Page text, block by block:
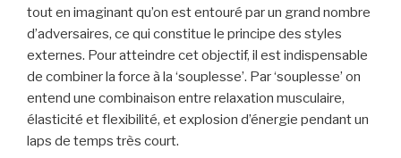
tout en imaginant qu’on est entouré par un grand nombre
d’adversaires, ce qui constitue le principe des styles
externes. Pour atteindre cet objectif, il est indispensable
de combiner la force à la ‘souplesse’. Par ‘souplesse’ on
entend une combinaison entre relaxation musculaire,
élasticité et flexibilité, et explosion d’énergie pendant un
laps de temps très court.